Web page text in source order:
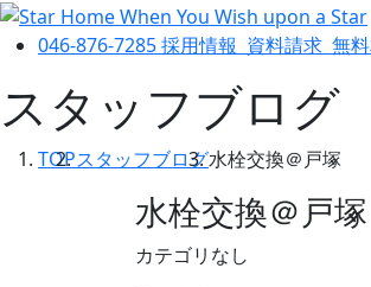
046-876-7285採用情報 資料請求 無
スタッフブログ
TOPスタッフブログ水栓交換＠戸塚
水栓交換＠戸塚
カテゴリなし